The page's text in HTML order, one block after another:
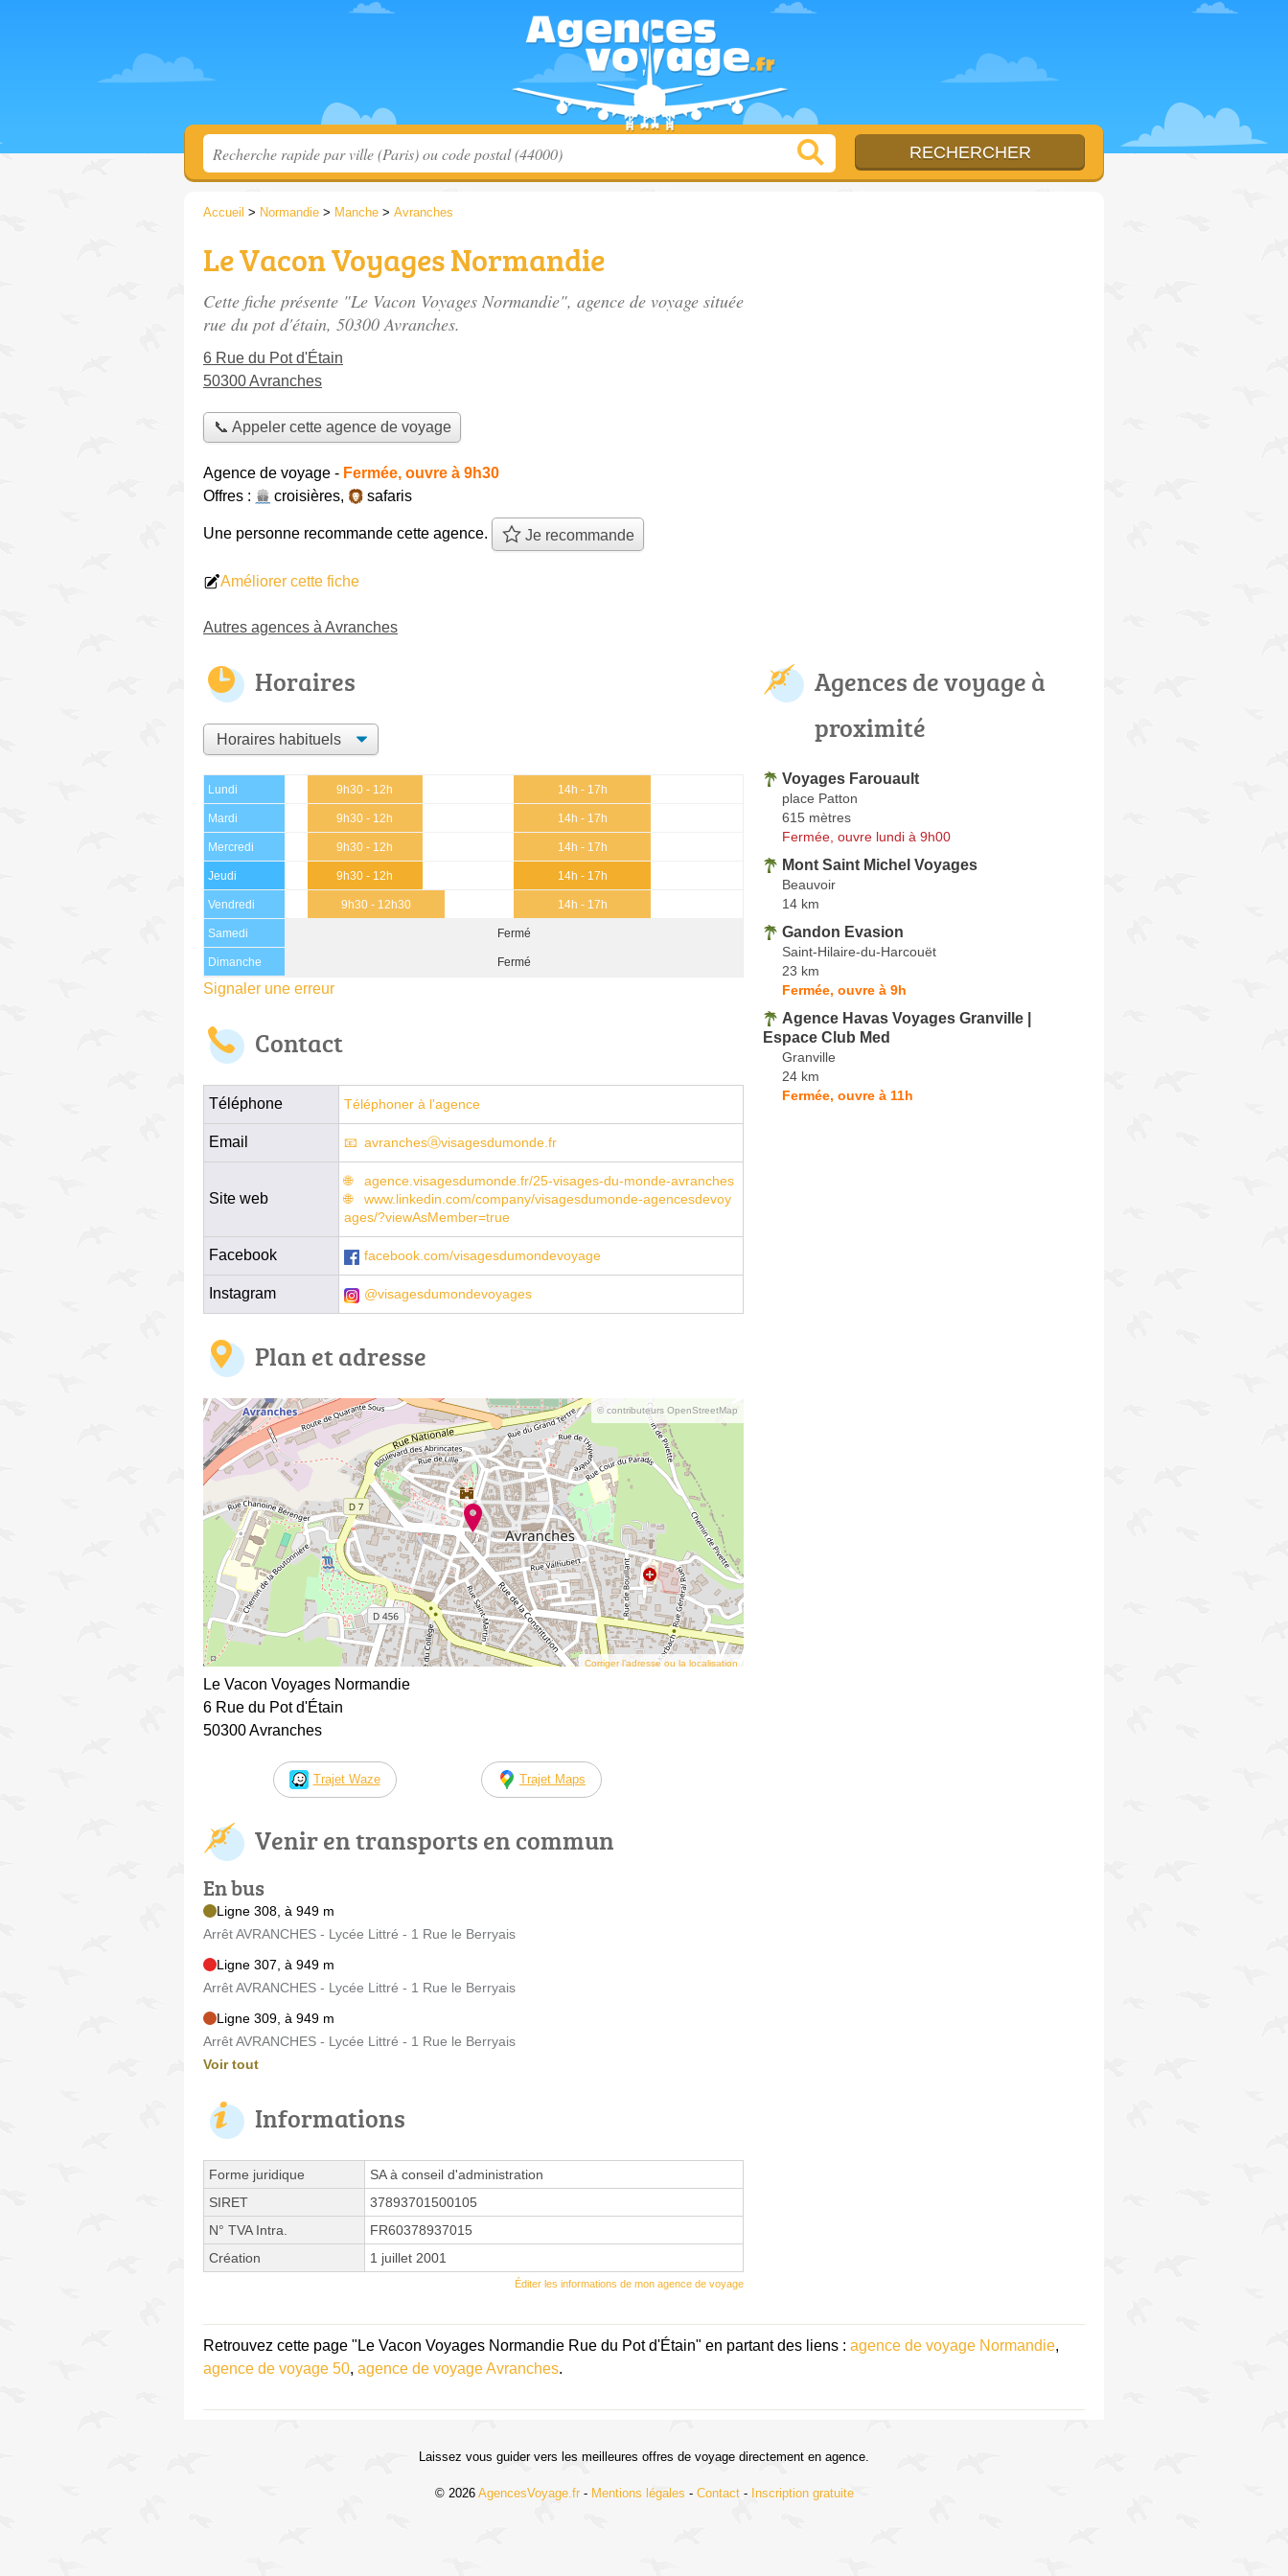
Accueil > Normandie > Manche > Avranches
Le Vacon Voyages Normandie
Cette fiche présente "Le Vacon Voyages Normandie", agence de voyage située
rue du pot d'étain, 50300 Avranches.
6 Rue du Pot d'Étain
50300 Avranches
📞 Appeler cette agence de voyage
Agence de voyage - Fermée, ouvre à 9h30
Offres :
croisières, safaris
Une personne recommande cette agence. Je recommande
Améliorer cette fiche
Autres agences à Avranches
Horaires
Lundi 9h30 - 12h 14h - 17h
Mardi 9h30 - 12h 14h - 17h
Mercredi 9h30 - 12h 14h - 17h
Jeudi 9h30 - 12h 14h - 17h
Vendredi 9h30 - 12h30 14h - 17h
Samedi Fermé
Dimanche Fermé
Signaler une erreur
Contact
Téléphone Téléphoner à l'agence
Email avranchesⓐvisagesdumonde.fr
Site web
agence.visagesdumonde.fr/25-visages-du-monde-avranches
www.linkedin.com/company/visagesdumonde-agencesdevoy
ages/?viewAsMember=true
Facebook facebook.com/visagesdumondevoyage
Instagram @visagesdumondevoyages
Plan et adresse
© contributeurs OpenStreetMap
Corriger l’adresse ou la localisation
Le Vacon Voyages Normandie
6 Rue du Pot d'Étain
50300 Avranches
Trajet Waze Trajet Maps
Venir en transports en commun
En bus
Ligne 308, à 949 m
Arrêt AVRANCHES - Lycée Littré - 1 Rue le Berryais
Ligne 307, à 949 m
Arrêt AVRANCHES - Lycée Littré - 1 Rue le Berryais
Ligne 309, à 949 m
Arrêt AVRANCHES - Lycée Littré - 1 Rue le Berryais
Voir tout
Informations
Forme juridique
SA à conseil d'administration
SIRET
37893701500105
N° TVA Intra.
FR60378937015
Création
1 juillet 2001
Éditer les informations de mon agence de voyage
Agences de voyage à
proximité
Voyages Farouault
place Patton
615 mètres
Fermée, ouvre lundi à 9h00
Mont Saint Michel Voyages
Beauvoir
14 km
Gandon Evasion
Saint-Hilaire-du-Harcouët
23 km
Fermée, ouvre à 9h
Agence Havas Voyages Granville |
Espace Club Med
Granville
24 km
Fermée, ouvre à 11h
Retrouvez cette page "Le Vacon Voyages Normandie Rue du Pot d'Étain" en partant des liens : agence de voyage Normandie,
agence de voyage 50, agence de voyage Avranches.
Laissez vous guider vers les meilleures offres de voyage directement en agence.
© 2026 AgencesVoyage.fr - Mentions légales - Contact- Inscription gratuite